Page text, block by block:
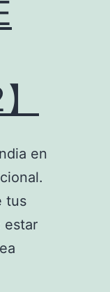
en
tus
estar